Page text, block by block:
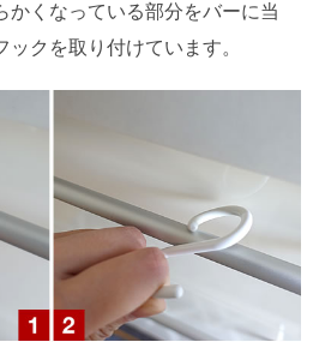
かくなっている部分をバーに当
クを取り付けています。